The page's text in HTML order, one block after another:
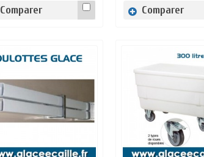
Comparer Comparer